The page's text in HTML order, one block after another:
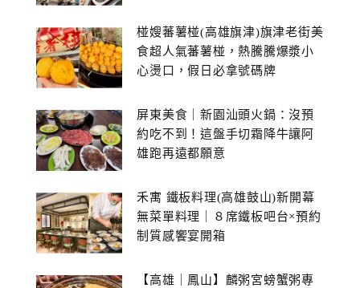
椪嫂蕃薯椪(高雄旗津)旗津老街美
食超人氣蕃薯椪，熱騰騰爆漿小
心燙口，假日必拿號碼牌
屏東美食｜新園汕頭火鍋：沒預
約吃不到！這盤手切霜降牛讓阿
雄跑再遠都願意
禾寓 鐵板料理(高雄鼓山)新開幕
無菜單料理｜８席鐵板吧台×預約
制質感饗宴開箱
【高雄｜鳳山】麟粥宮螃蟹粥專